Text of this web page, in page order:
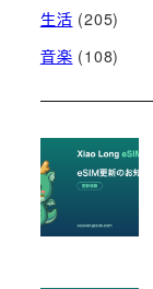
生活 (205)
音楽 (108)